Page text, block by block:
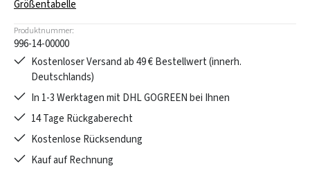
Größentabelle
Produktnummer:
996-14-00000
Kostenloser Versand ab 49 € Bestellwert (innerh.
Deutschlands)
In 1-3 Werktagen mit DHL GOGREEN bei Ihnen
14 Tage Rückgaberecht
Kostenlose Rücksendung
Kauf auf Rechnung